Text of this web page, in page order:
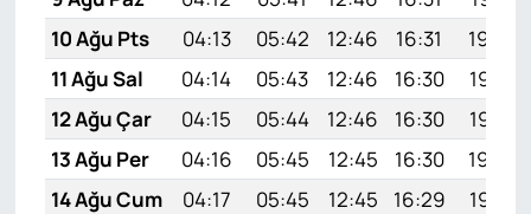
10 Ağu Pts
04:13 05:42 12:46 16:31
19:39
11 Ağu Sal
04:14 05:43 12:46 16:30
19:38
12 Ağu Çar
04:15 05:44 12:46 16:30
19:37
13 Ağu Per
04:16 05:45 12:45 16:30
19:36
14 Ağu Cum
04:17 05:45 12:45 16:29
19:35